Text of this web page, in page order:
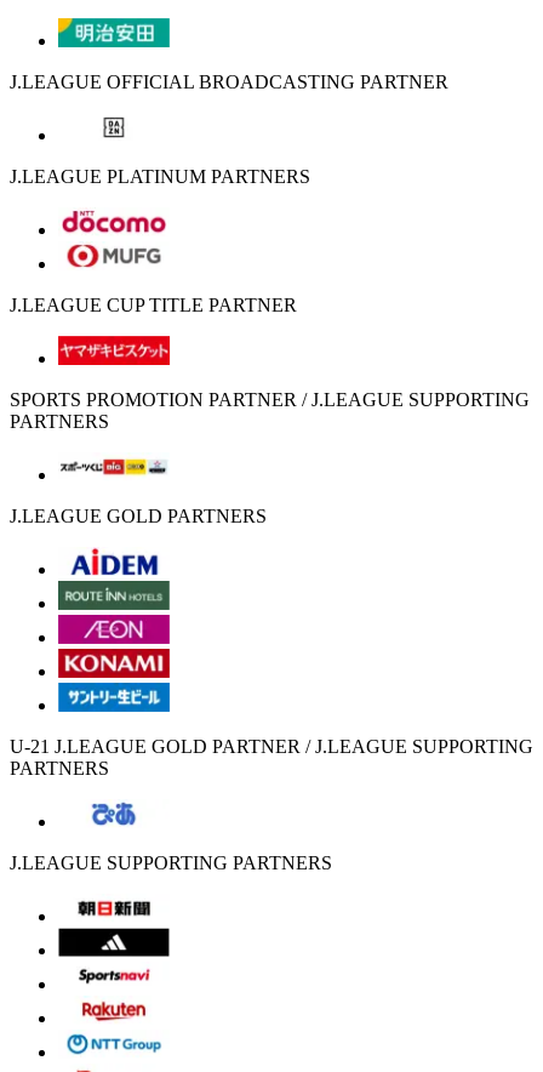
J.LEAGUE OFFICIAL BROADCASTING PARTNER
J.LEAGUE PLATINUM PARTNERS
J.LEAGUE CUP TITLE PARTNER
SPORTS PROMOTION PARTNER / J.LEAGUE SUPPORTING
PARTNERS
J.LEAGUE GOLD PARTNERS
U-21 J.LEAGUE GOLD PARTNER / J.LEAGUE SUPPORTING
PARTNERS
J.LEAGUE SUPPORTING PARTNERS